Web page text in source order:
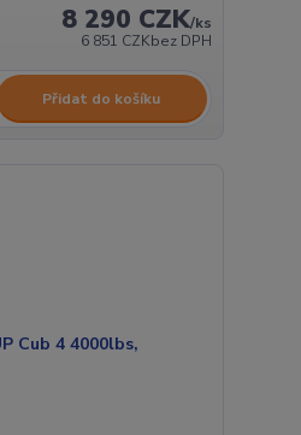
8 290 CZK/ks
6 851 CZKbez DPH
Přidat do košíku